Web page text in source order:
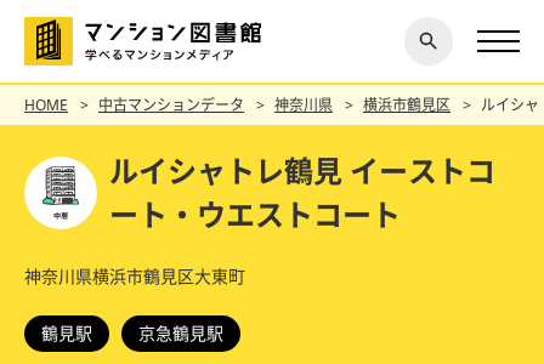
探す
閉じ
る
HOME 中古マンションデータ 神奈川県 横浜市鶴見区 ルイシ
ルイシャトレ鶴見 イーストコ
ート・ウエストコート
神奈川県横浜市鶴見区大東町
鶴見駅 京急鶴見駅